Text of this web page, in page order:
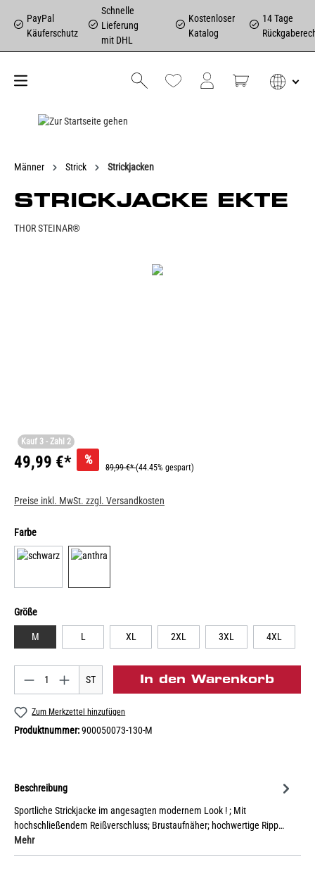
PayPal
Käuferschutz
Schnelle
Lieferung
mit DHL
Kostenloser
Katalog
14 Tage
Männer Strick Strickjacken
STRICKJACKE EKTE
THOR STEINAR®
Kauf 3 - Zahl 2
49,99 €* %
89,99 €*(44.45% gespart)
Preise inkl. MwSt. zzgl. Versandkosten
Farbe
Größe
M L XL 2XL 3XL 4XL
ST In den Warenkorb
Zum Merkzettel hinzufügen
Produktnummer:900050073-130-M
Beschreibung
Sportliche Strickjacke im angesagten modernem Look ! ; Mit
hochschließendem Reißverschluss; Brustaufnäher; hochwertige Ripp…
Mehr